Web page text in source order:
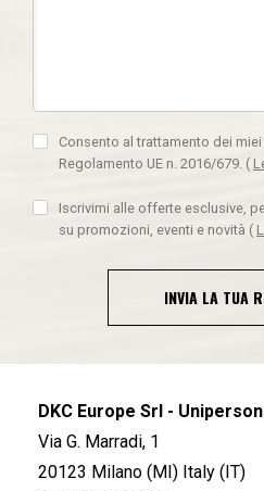
Consento al trattamento dei
Regolamento UE n. 2016/679. (
Iscrivimi alle offerte esclusive,
su promozioni, eventi e novità (
INVIA LA TUA
DKC Europe Srl -
Via G. Marradi, 1
20123 Milano (MI) Italy (IT)